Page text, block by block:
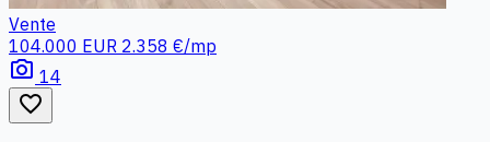
Vente
104.000 EUR 2.358 €/mp
photo_camera 14
favorite_border